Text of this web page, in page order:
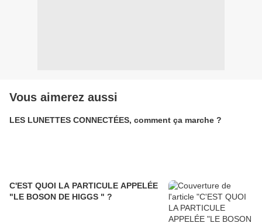
Vous aimerez aussi
LES LUNETTES CONNECTÉES, comment ça marche ?
C'EST QUOI LA PARTICULE APPELÉE
"LE BOSON DE HIGGS " ?